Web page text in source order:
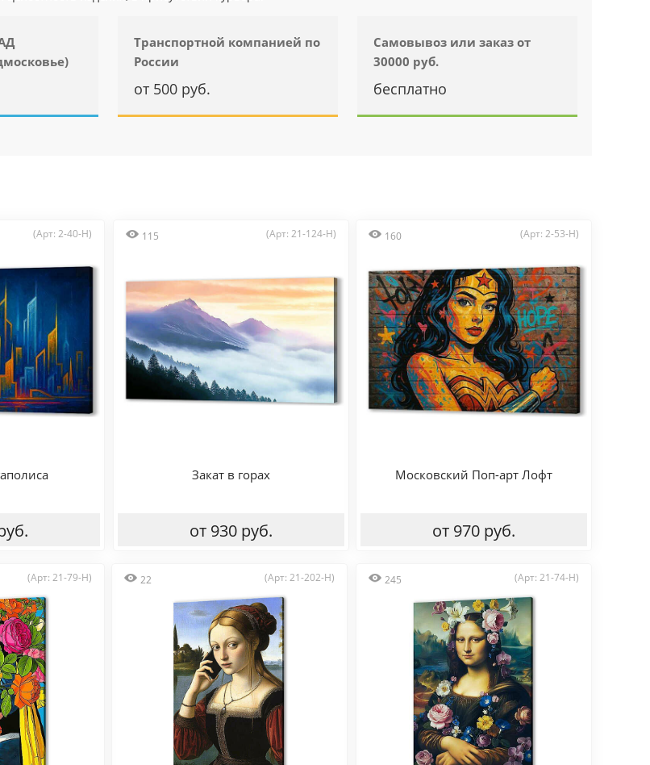
Транспортной компанией по
России
от 500 руб.
Самовывоз или заказ от
30000 руб.
бесплатно
(Арт: 2-40-H) 115 (Арт: 21-124-H)
Закат в горах
от 930 руб.
160 (Арт: 2-53-H)
Московский Поп-арт Лофт
от 970 руб.
(Арт: 21-79-H) 22 (Арт: 21-202-H) 245 (Арт: 21-74-H)